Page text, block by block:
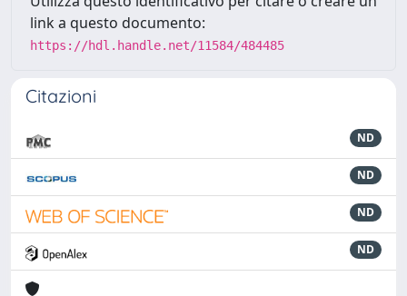
link a questo documento:
https://hdl.handle.net/11584/484485
Citazioni
ND
ND
ND
ND